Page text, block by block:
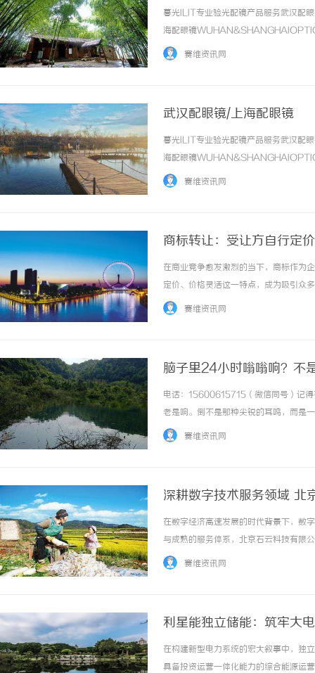
暮光ILIT专业验光配镜产品服务武汉配
海配眼镜
品牌，现于武汉与上海设有4家门店。
赛维资讯网
武汉配眼镜/上海配眼镜
暮光ILIT专业验光配镜产品服务武汉配
海配眼镜
品牌，现于武汉与上海设有4家门店。
赛维资讯网
商标转让：受让方自行定
在商业竞争愈发激烈的当下，商标作为
定价、价格灵活这一特点，成为吸引众
让市场更加充满活力与机遇。一、商标
赛维资讯网
脑子里24小时嗡嗡响？不
自己消
电话：15600615715（微信同号）记
老是响。倒不是那种尖锐的耳鸣，而是
有个开关关不掉。因为这声响，他整个
赛维资讯网
深耕数字技术服务领域 北
在数字经济高速发展的时代背景下，数
与成熟的服务体系，北京石云科技有限
为各类企业提供专业、高效、一体化的
赛维资讯网
利星能独立储能：筑牢大
在构建新型电力系统的宏大叙事中，
具备投资运营一体化能力的综合能源运